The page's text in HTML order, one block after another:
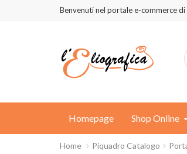
Benvenuti nel portale e-commerce
Homepage Shop Online
Home Piquadro Catalogo